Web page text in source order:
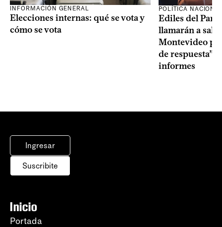
INFORMACIÓN GENERAL
Elecciones internas: qué se vota y
cómo se vota
POLÍTICA
Ediles del
llamarán a sala
Montevideo
de respuesta”
informes
Ingresar
Suscribite
Inicio
Portada